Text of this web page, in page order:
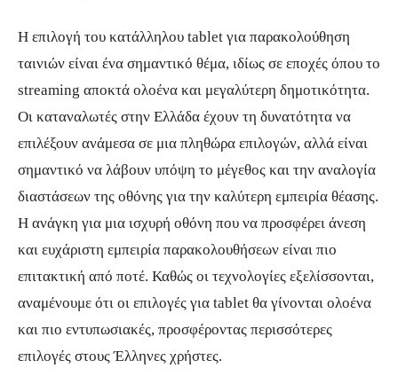
Η επιλογή του κατάλληλου tablet για παρακολούθηση
ταινιών είναι ένα σημαντικό θέμα, ιδίως σε εποχές όπου το
streaming αποκτά ολοένα και μεγαλύτερη δημοτικότητα.
Οι καταναλωτές στην Ελλάδα έχουν τη δυνατότητα να
επιλέξουν ανάμεσα σε μια πληθώρα επιλογών, αλλά είναι
σημαντικό να λάβουν υπόψη το μέγεθος και την αναλογία
διαστάσεων της οθόνης για την καλύτερη εμπειρία θέασης.
Η ανάγκη για μια ισχυρή οθόνη που να προσφέρει άνεση
και ευχάριστη εμπειρία παρακολουθήσεων είναι πιο
επιτακτική από ποτέ. Καθώς οι τεχνολογίες εξελίσσονται,
αναμένουμε ότι οι επιλογές για tablet θα γίνονται ολοένα
και πιο εντυπωσιακές, προσφέροντας περισσότερες
επιλογές στους Έλληνες χρήστες.